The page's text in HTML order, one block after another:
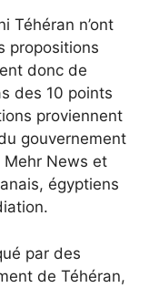
Téhéran n’ont
propositions
donc de
des 10 points
proviennent
gouvernement
Mehr News et
égyptiens
par des
de Téhéran,